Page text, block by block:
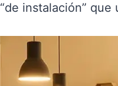
“de instalación”